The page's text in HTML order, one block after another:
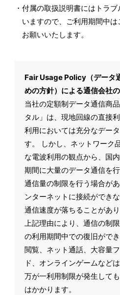
付属の取扱説明書にはトラ
いますので、ご利用期間中
お願いいたします。
Fair Usage Policy（データ
めの方針）による通信会社
当社の定額制データ通信商
タル」は、現地回線の直接
利用においては充分なデー
す。 しかし、ネットワーク
な電波利用の観点から、国
期間に大量のデータ通信を
通信量の制限を行う場合が
ンターネットに接続ができ
通信速度が落ちることがあり
上記理由により、通信の制
の利用期間中での復旧がで
閲覧、ネット通話、大容量
ド、オンラインゲームなど
万が一利用制限が発生して
はかかります。